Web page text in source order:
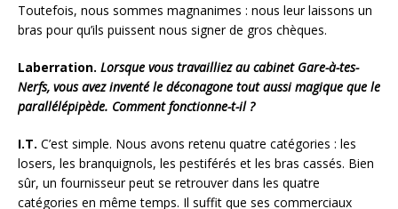
Toutefois, nous sommes magnanimes : nous leur laissons un
bras pour qu’ils puissent nous signer de gros chèques.
Laberration. Lorsque vous travailliez au cabinet Gare-à-tes-
Nerfs, vous avez inventé le déconagone tout aussi magique que le
parallélépipède. Comment fonctionne-t-il ?
I.T. C’est simple. Nous avons retenu quatre catégories : les
losers, les branquignols, les pestiférés et les bras cassés. Bien
sûr, un fournisseur peut se retrouver dans les quatre
catégories en même temps. Il suffit que ses commerciaux